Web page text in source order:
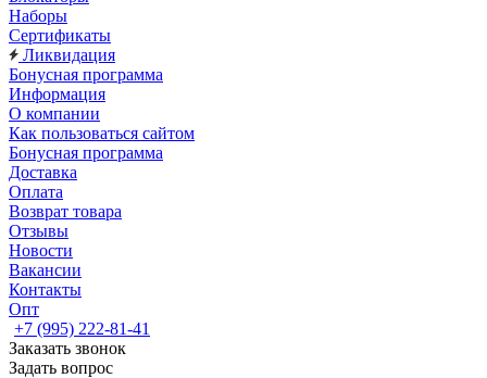
Наборы
Сертификаты
Ликвидация
Бонусная программа
Информация
О компании
Как пользоваться сайтом
Бонусная программа
Доставка
Оплата
Возврат товара
Отзывы
Новости
Вакансии
Контакты
Опт
+7 (995) 222-81-41
Заказать звонок
Задать вопрос